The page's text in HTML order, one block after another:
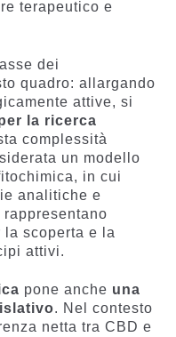
terapeutico e
dei
quadro: allargando
attive, si
la ricerca
complessità
un modello
in cui
analitiche e
rappresentano
scoperta e la
attivi.
pone anche una
. Nel contesto
netta tra CBD e